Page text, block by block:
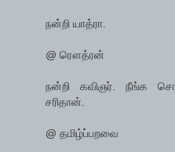
நன்றி யாத்ரா.
@ ரௌத்ரன்
நன்றி கவிஞர். நீங்க
சரிதான்.
@ தமிழ்ப்பறவை